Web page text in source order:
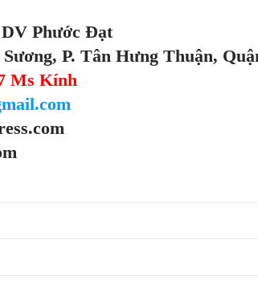
Phước Đạt
P. Tân Hưng Thuận,
Ms Kính